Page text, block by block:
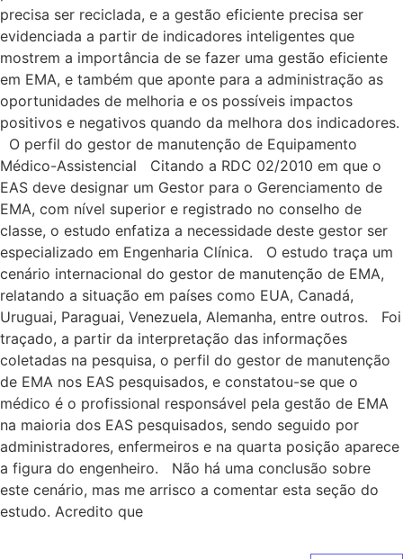
precisa ser reciclada, e a gestão eficiente precisa ser
evidenciada a partir de indicadores inteligentes que
mostrem a importância de se fazer uma gestão eficiente
em EMA, e também que aponte para a administração as
oportunidades de melhoria e os possíveis impactos
positivos e negativos quando da melhora dos indicadores.
O perfil do gestor de manutenção de Equipamento
Médico-Assistencial Citando a RDC 02/2010 em que o
EAS deve designar um Gestor para o Gerenciamento de
EMA, com nível superior e registrado no conselho de
classe, o estudo enfatiza a necessidade deste gestor ser
especializado em Engenharia Clínica. O estudo traça um
cenário internacional do gestor de manutenção de EMA,
relatando a situação em países como EUA, Canadá,
Uruguai, Paraguai, Venezuela, Alemanha, entre outros. Foi
traçado, a partir da interpretação das informações
coletadas na pesquisa, o perfil do gestor de manutenção
de EMA nos EAS pesquisados, e constatou-se que o
médico é o profissional responsável pela gestão de EMA
na maioria dos EAS pesquisados, sendo seguido por
administradores, enfermeiros e na quarta posição aparece
a figura do engenheiro. Não há uma conclusão sobre
este cenário, mas me arrisco a comentar esta seção do
estudo. Acredito que